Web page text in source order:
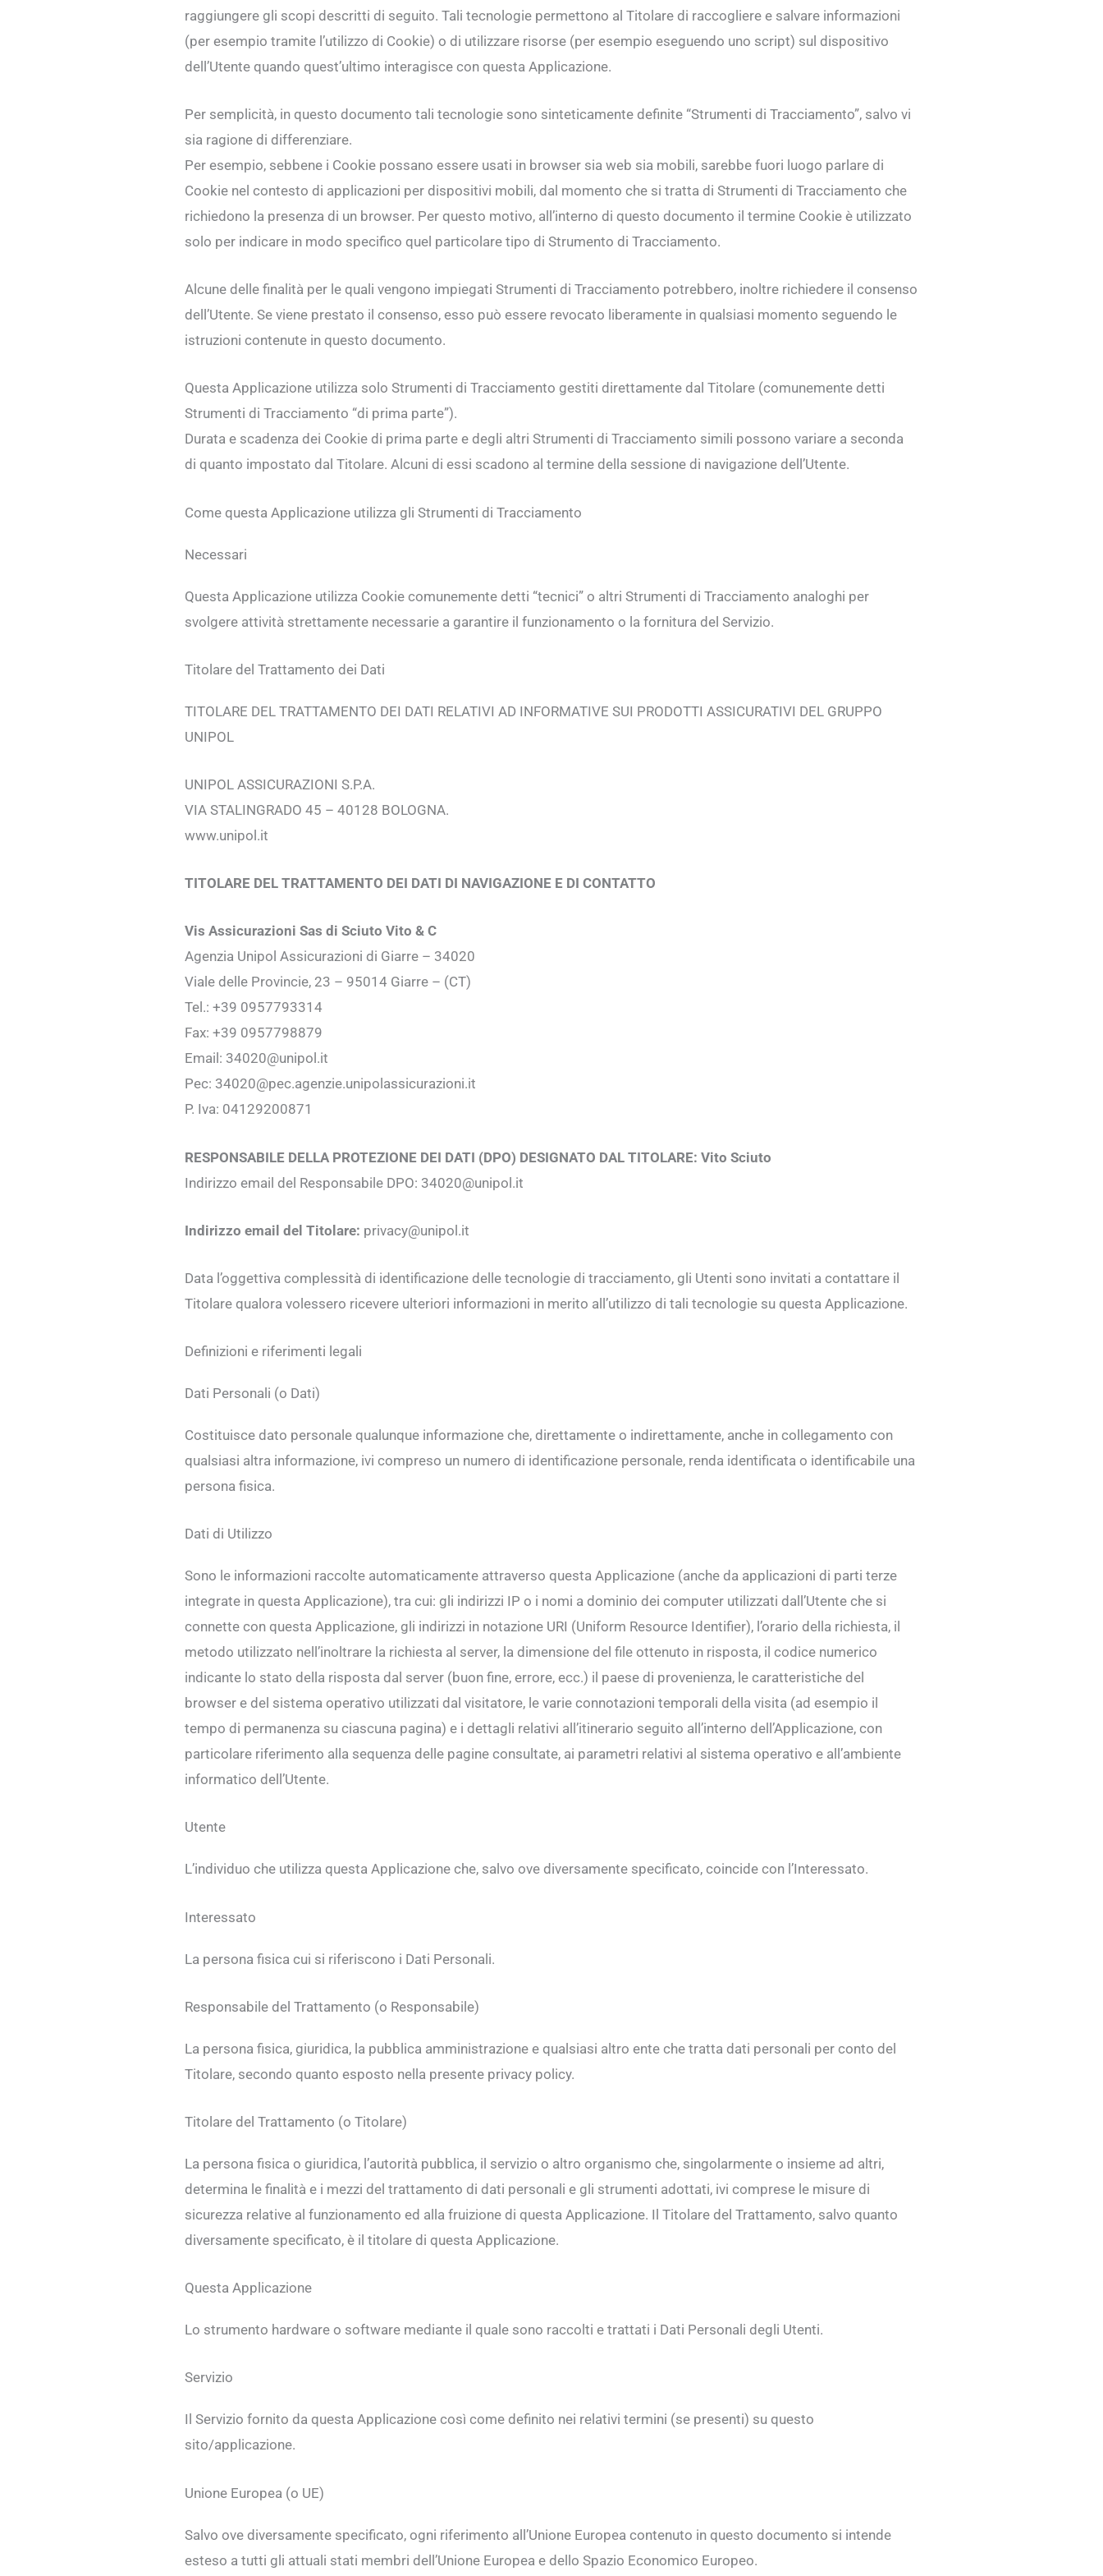
raggiungere gli scopi descritti di seguito. Tali tecnologie permettono al Titolare di raccogliere e salvare informazioni
(per esempio tramite l’utilizzo di Cookie) o di utilizzare risorse (per esempio eseguendo uno script) sul dispositivo
dell’Utente quando quest’ultimo interagisce con questa Applicazione.
Per semplicità, in questo documento tali tecnologie sono sinteticamente definite “Strumenti di Tracciamento”, salvo vi
sia ragione di differenziare.
Per esempio, sebbene i Cookie possano essere usati in browser sia web sia mobili, sarebbe fuori luogo parlare di
Cookie nel contesto di applicazioni per dispositivi mobili, dal momento che si tratta di Strumenti di Tracciamento che
richiedono la presenza di un browser. Per questo motivo, all’interno di questo documento il termine Cookie è utilizzato
solo per indicare in modo specifico quel particolare tipo di Strumento di Tracciamento.
Alcune delle finalità per le quali vengono impiegati Strumenti di Tracciamento potrebbero, inoltre richiedere il consenso
dell’Utente. Se viene prestato il consenso, esso può essere revocato liberamente in qualsiasi momento seguendo le
istruzioni contenute in questo documento.
Questa Applicazione utilizza solo Strumenti di Tracciamento gestiti direttamente dal Titolare (comunemente detti
Strumenti di Tracciamento “di prima parte”).
Durata e scadenza dei Cookie di prima parte e degli altri Strumenti di Tracciamento simili possono variare a seconda
di quanto impostato dal Titolare. Alcuni di essi scadono al termine della sessione di navigazione dell’Utente.
Come questa Applicazione utilizza gli Strumenti di Tracciamento
Necessari
Questa Applicazione utilizza Cookie comunemente detti “tecnici” o altri Strumenti di Tracciamento analoghi per
svolgere attività strettamente necessarie a garantire il funzionamento o la fornitura del Servizio.
Titolare del Trattamento dei Dati
TITOLARE DEL TRATTAMENTO DEI DATI RELATIVI AD INFORMATIVE SUI PRODOTTI ASSICURATIVI DEL GRUPPO
UNIPOL
UNIPOL ASSICURAZIONI S.P.A.
VIA STALINGRADO 45 – 40128 BOLOGNA.
www.unipol.it
TITOLARE DEL TRATTAMENTO DEI DATI DI NAVIGAZIONE E DI CONTATTO
Vis Assicurazioni Sas di Sciuto Vito & C
Agenzia Unipol Assicurazioni di Giarre – 34020
Viale delle Provincie, 23 – 95014 Giarre – (CT)
Tel.: +39 0957793314
Fax: +39 0957798879
Email: 34020@unipol.it
Pec: 34020@pec.agenzie.unipolassicurazioni.it
P. Iva: 04129200871
RESPONSABILE DELLA PROTEZIONE DEI DATI (DPO) DESIGNATO DAL TITOLARE: Vito Sciuto
Indirizzo email del Responsabile DPO: 34020@unipol.it
Indirizzo email del Titolare: privacy@unipol.it
Data l’oggettiva complessità di identificazione delle tecnologie di tracciamento, gli Utenti sono invitati a contattare il
Titolare qualora volessero ricevere ulteriori informazioni in merito all’utilizzo di tali tecnologie su questa Applicazione.
Definizioni e riferimenti legali
Dati Personali (o Dati)
Costituisce dato personale qualunque informazione che, direttamente o indirettamente, anche in collegamento con
qualsiasi altra informazione, ivi compreso un numero di identificazione personale, renda identificata o identificabile una
persona fisica.
Dati di Utilizzo
Sono le informazioni raccolte automaticamente attraverso questa Applicazione (anche da applicazioni di parti terze
integrate in questa Applicazione), tra cui: gli indirizzi IP o i nomi a dominio dei computer utilizzati dall’Utente che si
connette con questa Applicazione, gli indirizzi in notazione URI (Uniform Resource Identifier), l’orario della richiesta, il
metodo utilizzato nell’inoltrare la richiesta al server, la dimensione del file ottenuto in risposta, il codice numerico
indicante lo stato della risposta dal server (buon fine, errore, ecc.) il paese di provenienza, le caratteristiche del
browser e del sistema operativo utilizzati dal visitatore, le varie connotazioni temporali della visita (ad esempio il
tempo di permanenza su ciascuna pagina) e i dettagli relativi all’itinerario seguito all’interno dell’Applicazione, con
particolare riferimento alla sequenza delle pagine consultate, ai parametri relativi al sistema operativo e all’ambiente
informatico dell’Utente.
Utente
L’individuo che utilizza questa Applicazione che, salvo ove diversamente specificato, coincide con l’Interessato.
Interessato
La persona fisica cui si riferiscono i Dati Personali.
Responsabile del Trattamento (o Responsabile)
La persona fisica, giuridica, la pubblica amministrazione e qualsiasi altro ente che tratta dati personali per conto del
Titolare, secondo quanto esposto nella presente privacy policy.
Titolare del Trattamento (o Titolare)
La persona fisica o giuridica, l’autorità pubblica, il servizio o altro organismo che, singolarmente o insieme ad altri,
determina le finalità e i mezzi del trattamento di dati personali e gli strumenti adottati, ivi comprese le misure di
sicurezza relative al funzionamento ed alla fruizione di questa Applicazione. Il Titolare del Trattamento, salvo quanto
diversamente specificato, è il titolare di questa Applicazione.
Questa Applicazione
Lo strumento hardware o software mediante il quale sono raccolti e trattati i Dati Personali degli Utenti.
Servizio
Il Servizio fornito da questa Applicazione così come definito nei relativi termini (se presenti) su questo
sito/applicazione.
Unione Europea (o UE)
Salvo ove diversamente specificato, ogni riferimento all’Unione Europea contenuto in questo documento si intende
esteso a tutti gli attuali stati membri dell’Unione Europea e dello Spazio Economico Europeo.